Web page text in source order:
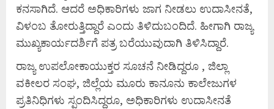
ಕನಸಾಗಿದೆ. ಆದರೆ ಅಧಿಕಾರಿಗಳು ಜಾಗ ನೀಡಲು ಉದಾಸೀನತೆ,
ವಿಳಂಬ ತೋರುತ್ತಿದ್ದಾರೆ ಎಂದು ತಿಳಿದುಬಂದಿದೆ. ಹೀಗಾಗಿ ರಾಜ್ಯ
ಮುಖ್ಯಕಾರ್ಯದರ್ಶಿಗೆ ಪತ್ರ ಬರೆಯುವುದಾಗಿ ತಿಳಿಸಿದ್ದಾರೆ.
ರಾಜ್ಯ ಉಪಲೋಕಾಯುಕ್ತರ ಸೂಚನೆ ನೀಡಿದ್ದರೂ , ಜಿಲ್ಲಾ
ವಕೀಲರ ಸಂಘ, ಜಿಲ್ಲೆಯ ಮೂರು ಕಾನೂನು ಕಾಲೇಜುಗಳ
ಪ್ರತಿನಿಧಿಗಳು ಸ್ಪಂದಿಸಿದ್ದರೂ, ಅಧಿಕಾರಿಗಳು ಉದಾಸೀನತೆ